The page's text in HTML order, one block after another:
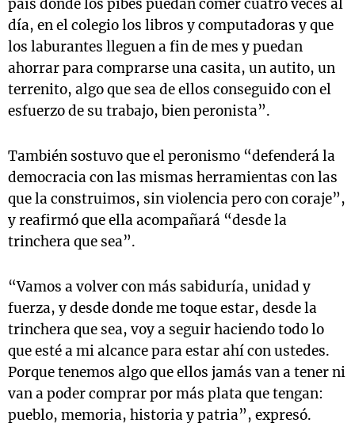
país donde los pibes puedan comer cuatro veces al
día, en el colegio los libros y computadoras y que
los laburantes lleguen a fin de mes y puedan
ahorrar para comprarse una casita, un autito, un
terrenito, algo que sea de ellos conseguido con el
esfuerzo de su trabajo, bien peronista”.
También sostuvo que el peronismo “defenderá la
democracia con las mismas herramientas con las
que la construimos, sin violencia pero con coraje”,
y reafirmó que ella acompañará “desde la
trinchera que sea”.
“Vamos a volver con más sabiduría, unidad y
fuerza, y desde donde me toque estar, desde la
trinchera que sea, voy a seguir haciendo todo lo
que esté a mi alcance para estar ahí con ustedes.
Porque tenemos algo que ellos jamás van a tener ni
van a poder comprar por más plata que tengan:
pueblo, memoria, historia y patria”, expresó.